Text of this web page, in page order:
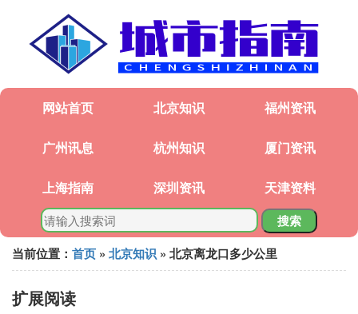
网站首页 北京知识 福州资讯
广州讯息 杭州知识 厦门资讯
上海指南 深圳资讯 天津资料
搜索
当前位置： 首页 » 北京知识 » 北京离龙口多少公里
扩展阅读